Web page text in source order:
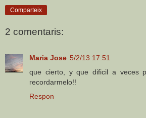
Comparteix
2 comentaris:
Maria Jose 5/2/13 17:51
que cierto, y que dificil a veces
recordarmelo!!
Respon